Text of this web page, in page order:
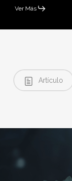
Ver Más
Artículo